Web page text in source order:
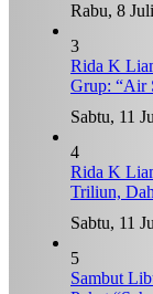
Rabu, 8
3
Rida K
Grup: “Air
Sabtu, 11
4
Rida K
Triliun,
Sabtu, 11
5
Sambut